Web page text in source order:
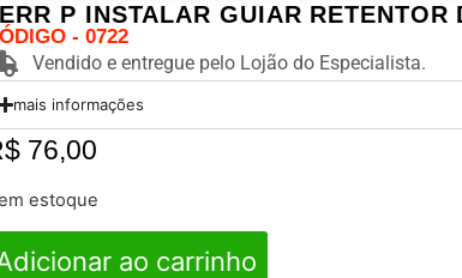
P INSTALAR GUIAR
- 0722
Vendido e entregue pelo Lojão do Especialista.
mais informações
76,00
estoque
ao carrinho